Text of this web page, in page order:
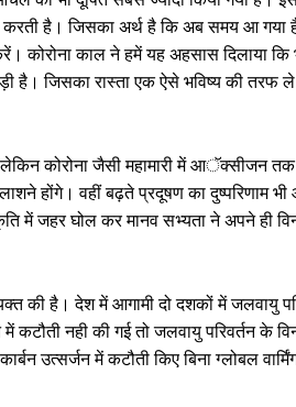
करती है। जिसका अर्थ है कि अब समय आ गया
कोरोना काल ने हमें यह अहसास दिलाया
है। जिसका रास्ता एक ऐसे भविष्य की तरफ
कोरोना जैसी महामारी में आॅक्सीजन तक
होंगे। वहीं बढ़ते प्रदूषण का दुष्परिणाम
में जहर घोल कर मानव सभ्यता ने अपने ही
की है। देश में आगामी दो दशकों में जलवायु
नही की गई तो जलवायु परिवर्तन के
उत्सर्जन में कटौती किए बिना ग्लोबल